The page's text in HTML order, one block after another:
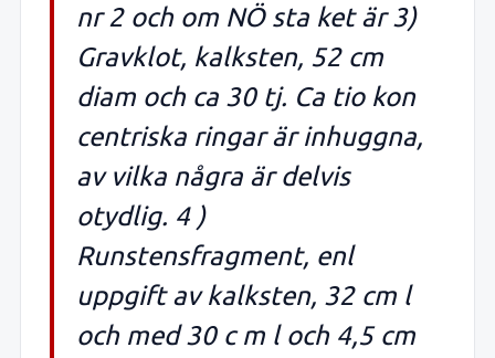
nr 2 och om NÖ sta ket är 3)
Gravklot, kalksten, 52 cm
diam och ca 30 tj. Ca tio kon
centriska ringar är inhuggna,
av vilka några är delvis
otydlig. 4 )
Runstensfragment, enl
uppgift av kalksten, 32 cm l
och med 30 c m l och 4,5 cm